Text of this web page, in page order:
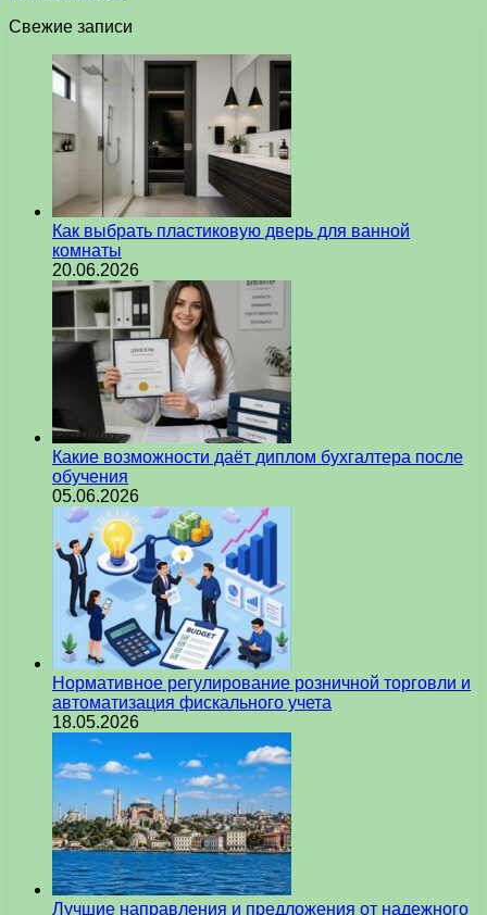
Свежие записи
Как выбрать пластиковую дверь для ванной
комнаты
20.06.2026
Какие возможности даёт диплом бухгалтера после
обучения
05.06.2026
Нормативное регулирование розничной торговли и
автоматизация фискального учета
18.05.2026
Лучшие направления и предложения от надежного